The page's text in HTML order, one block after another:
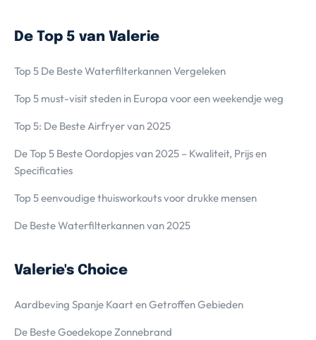
De Top 5 van Valerie
Top 5 De Beste Waterfilterkannen Vergeleken
Top 5 must-visit steden in Europa voor een weekendje weg
Top 5: De Beste Airfryer van 2025
De Top 5 Beste Oordopjes van 2025 – Kwaliteit, Prijs en
Specificaties
Top 5 eenvoudige thuisworkouts voor drukke mensen
De Beste Waterfilterkannen van 2025
Valerie's Choice
Aardbeving Spanje Kaart en Getroffen Gebieden
De Beste Goedekope Zonnebrand